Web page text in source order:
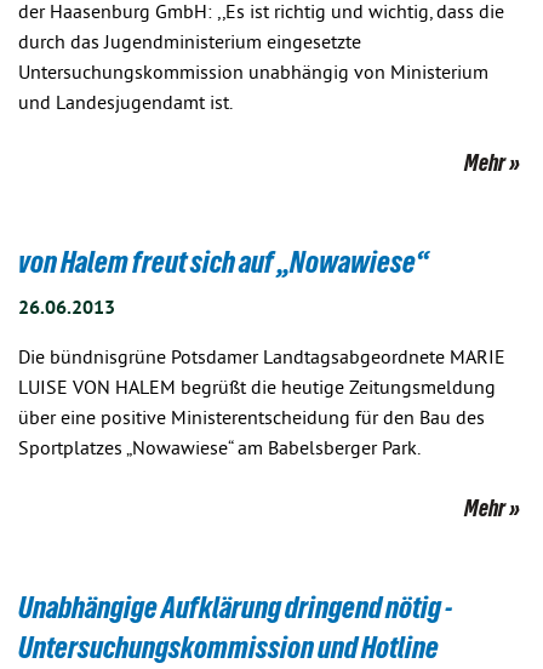
der Haasenburg GmbH: ,,Es ist richtig und wichtig, dass die
durch das Jugendministerium eingesetzte
Untersuchungskommission unabhängig von Ministerium
und Landesjugendamt ist.
Mehr
von Halem freut sich auf „Nowawiese“
26.06.2013
Die bündnisgrüne Potsdamer Landtagsabgeordnete MARIE
LUISE VON HALEM begrüßt die heutige Zeitungsmeldung
über eine positive Ministerentscheidung für den Bau des
Sportplatzes „Nowawiese“ am Babelsberger Park.
Mehr
Unabhängige Aufklärung dringend nötig -
Untersuchungskommission und Hotline